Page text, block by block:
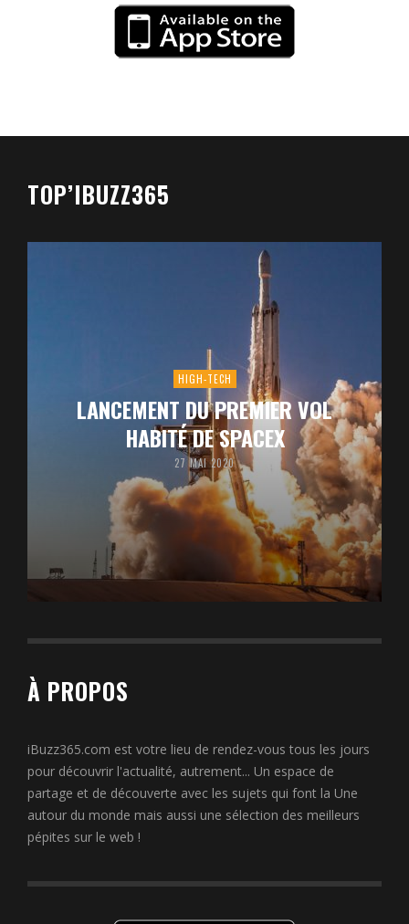
TOP’IBUZZ365
HIGH-TECH
LANCEMENT DU PREMIER VOL
HABITÉ DE SPACEX
27 MAI 2020
À PROPOS
iBuzz365.com est votre lieu de rendez-vous tous les jours
pour découvrir l'actualité, autrement... Un espace de
partage et de découverte avec les sujets qui font la Une
autour du monde mais aussi une sélection des meilleurs
pépites sur le web !